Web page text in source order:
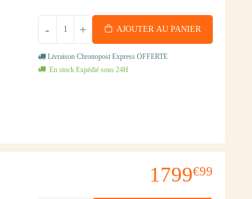
+
- AJOUTER AU PANIER
Livraison Chronopost Express OFFERTE
En stock Expédié sous 24H
1799€99